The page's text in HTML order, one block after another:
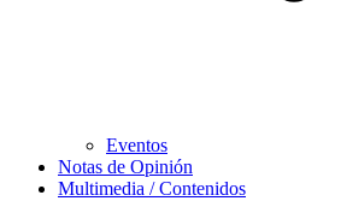
Eventos
Notas de Opinión
Multimedia / Contenidos